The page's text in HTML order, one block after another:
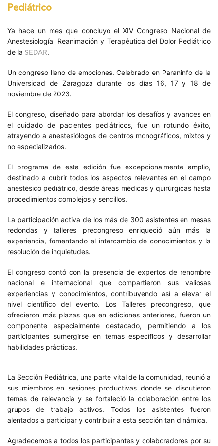
Pediátrico
Ya hace un mes que concluyo el XIV Congreso Nacional de
Anestesiología, Reanimación y Terapéutica del Dolor Pediátrico
de la SEDAR.
Un congreso lleno de emociones. Celebrado en Paraninfo de la
Universidad de Zaragoza durante los días 16, 17 y 18 de
noviembre de 2023.
El congreso, diseñado para abordar los desafíos y avances en
el cuidado de pacientes pediátricos, fue un rotundo éxito,
atrayendo a anestesiólogos de centros monográficos, mixtos y
no especializados.
El programa de esta edición fue excepcionalmente amplio,
destinado a cubrir todos los aspectos relevantes en el campo
anestésico pediátrico, desde áreas médicas y quirúrgicas hasta
procedimientos complejos y sencillos.
La participación activa de los más de 300 asistentes en mesas
redondas y talleres precongreso enriqueció aún más la
experiencia, fomentando el intercambio de conocimientos y la
resolución de inquietudes.
El congreso contó con la presencia de expertos de renombre
nacional e internacional que compartieron sus valiosas
experiencias y conocimientos, contribuyendo así a elevar el
nivel científico del evento. Los Talleres precongreso, que
ofrecieron más plazas que en ediciones anteriores, fueron un
componente especialmente destacado, permitiendo a los
participantes sumergirse en temas específicos y desarrollar
habilidades prácticas.
La Sección Pediátrica, una parte vital de la comunidad, reunió a
sus miembros en sesiones productivas donde se discutieron
temas de relevancia y se fortaleció la colaboración entre los
grupos de trabajo activos. Todos los asistentes fueron
alentados a participar y contribuir a esta sección tan dinámica.
Agradecemos a todos los participantes y colaboradores por su